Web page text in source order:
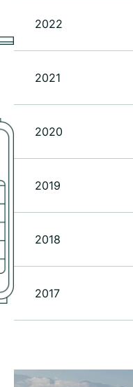
2022
2021
2020
2019
2018
2017